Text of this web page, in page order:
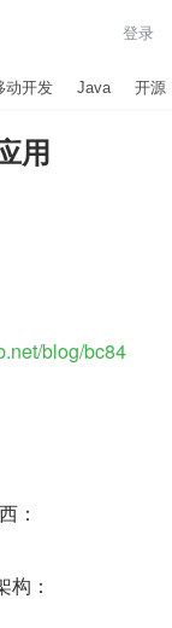
登录
动开发 Java 开源
用
blog/bc84
：
构：